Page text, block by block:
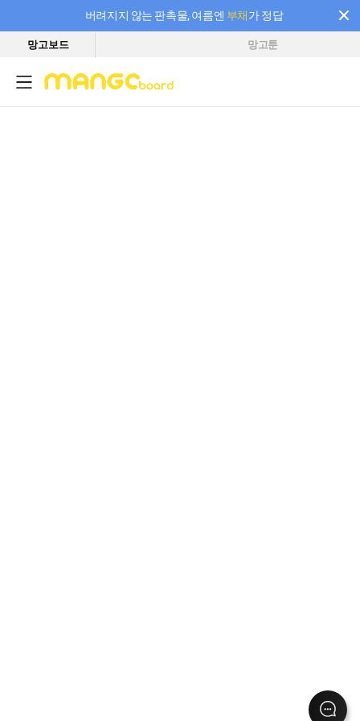
버려지지 않는 판촉물, 여름엔 부채가 정답
필요한 만큼 충전하고 끊김 없이 작업하세요! 새로워진 AI 부스터 요금제
망고보드 망고툰